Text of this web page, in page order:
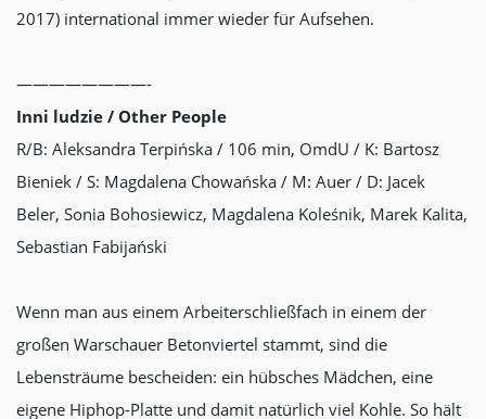
2017) international immer wieder für Aufsehen.
————————-
Inni ludzie / Other People
R/B: Aleksandra Terpińska / 106 min, OmdU / K: Bartosz
Bieniek / S: Magdalena Chowańska / M: Auer / D: Jacek
Beler, Sonia Bohosiewicz, Magdalena Koleśnik, Marek Kalita,
Sebastian Fabijański
Wenn man aus einem Arbeiterschließfach in einem der
großen Warschauer Betonviertel stammt, sind die
Lebensträume bescheiden: ein hübsches Mädchen, eine
eigene Hiphop-Platte und damit natürlich viel Kohle. So hält